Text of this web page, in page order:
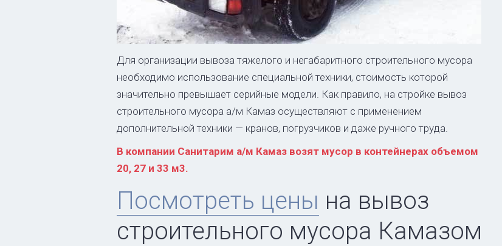
Для организации вывоза тяжелого и негабаритного строительного мусора
необходимо использование специальной техники, стоимость которой
значительно превышает серийные модели. Как правило, на стройке вывоз
строительного мусора а/м Камаз осуществляют с применением
дополнительной техники — кранов, погрузчиков и даже ручного труда.
В компании Санитарим а/м Камаз возят мусор в контейнерах объемом
20, 27 и 33 м3.
Посмотреть цены на вывоз
строительного мусора Камазом